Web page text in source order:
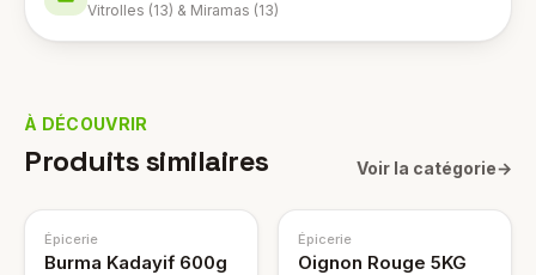
Vitrolles (13) & Miramas (13)
À DÉCOUVRIR
Produits similaires Voir la catégorie→
Épicerie
Burma Kadayif 600g
Épicerie
Oignon Rouge 5KG